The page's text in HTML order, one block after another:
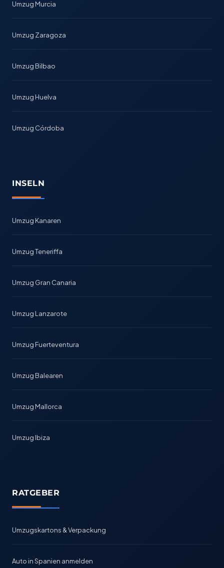
Umzug Murcia
Umzug Zaragoza
Umzug Bilbao
Umzug Huelva
Umzug Córdoba
INSELN
Umzug Kanaren
Umzug Teneriffa
Umzug Gran Canaria
Umzug Lanzarote
Umzug Fuerteventura
Umzug Balearen
Umzug Mallorca
Umzug Ibiza
RATGEBER
Umzugskartons & Verpackung
Auto in Spanien anmelden